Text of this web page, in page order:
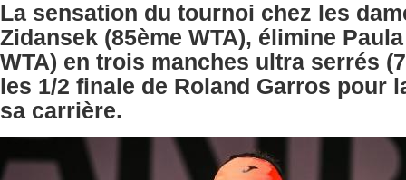
La sensation du tournoi chez les
Zidansek (85ème WTA), élimine
WTA) en trois manches ultra serrés
les 1/2 finale de Roland Garros pour
sa carrière.